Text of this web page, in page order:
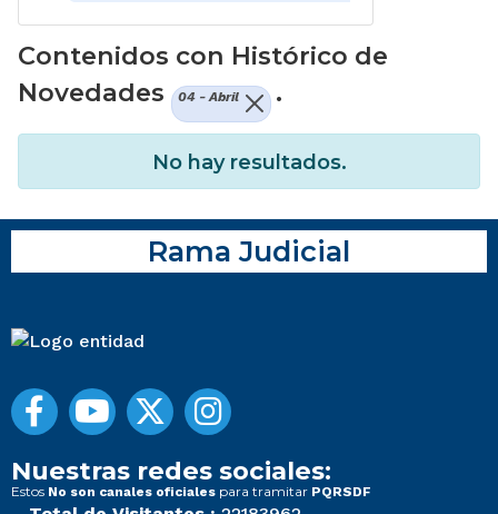
Contenidos con Histórico de
Novedades
04 - Abril .
No hay resultados.
Rama Judicial
Nuestras redes sociales:
Estos No son canales oficiales para tramitar PQRSDF